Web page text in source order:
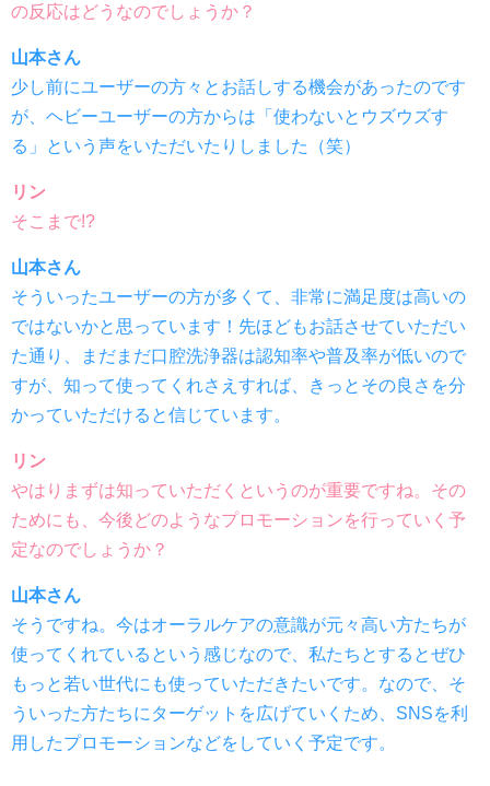
の反応はどうなのでしょうか？
山本さん
少し前にユーザーの方々とお話しする機会があったのです
が、ヘビーユーザーの方からは「使わないとウズウズす
る」という声をいただいたりしました（笑）
リン
そこまで!?
山本さん
そういったユーザーの方が多くて、非常に満足度は高いの
ではないかと思っています！先ほどもお話させていただい
た通り、まだまだ口腔洗浄器は認知率や普及率が低いので
すが、知って使ってくれさえすれば、きっとその良さを分
かっていただけると信じています。
リン
やはりまずは知っていただくというのが重要ですね。その
ためにも、今後どのようなプロモーションを行っていく予
定なのでしょうか？
山本さん
そうですね。今はオーラルケアの意識が元々高い方たちが
使ってくれているという感じなので、私たちとするとぜひ
もっと若い世代にも使っていただきたいです。なので、そ
ういった方たちにターゲットを広げていくため、SNSを利
用したプロモーションなどをしていく予定です。